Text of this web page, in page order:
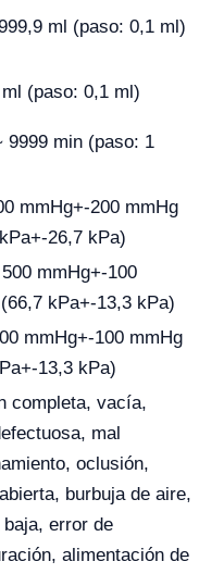
ml (paso: 0,1 ml)
(paso: 0,1 ml)
9999 min (paso: 1
mmHg+-200 mmHg
26,7 kPa)
mmHg+-100
kPa+-13,3 kPa)
mmHg+-100 mmHg
13,3 kPa)
completa, vacía,
mal
oclusión,
burbuja de aire,
error de
alimentación de